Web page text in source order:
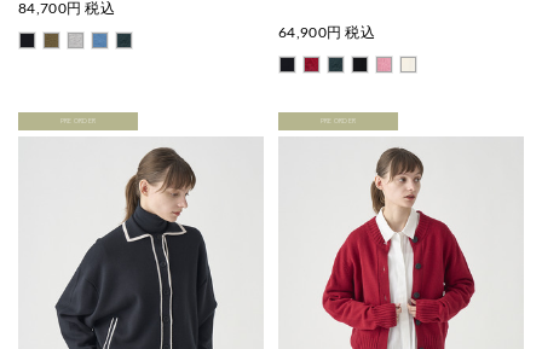
84,700円 税込
64,900円 税込
PRE ORDER PRE ORDER